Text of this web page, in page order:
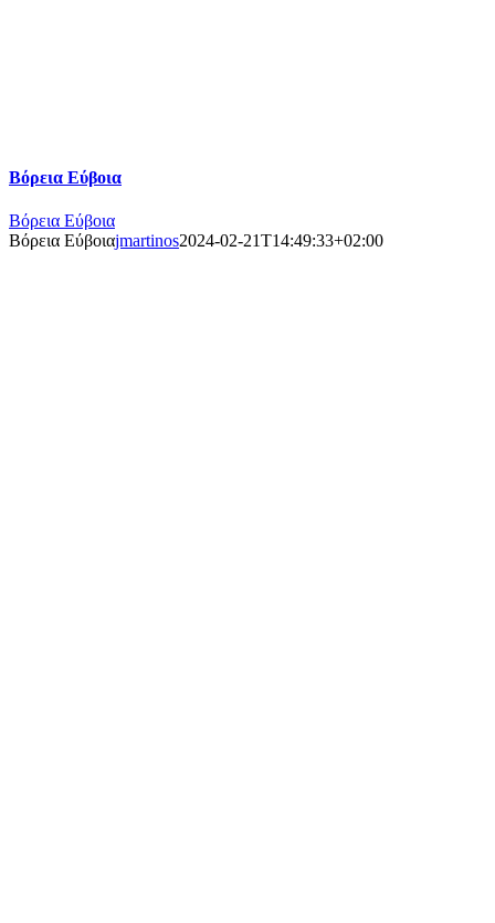
Βόρεια Εύβοια
Βόρεια Εύβοια
Βόρεια Εύβοιαjmartinos2024-02-21T14:49:33+02:00